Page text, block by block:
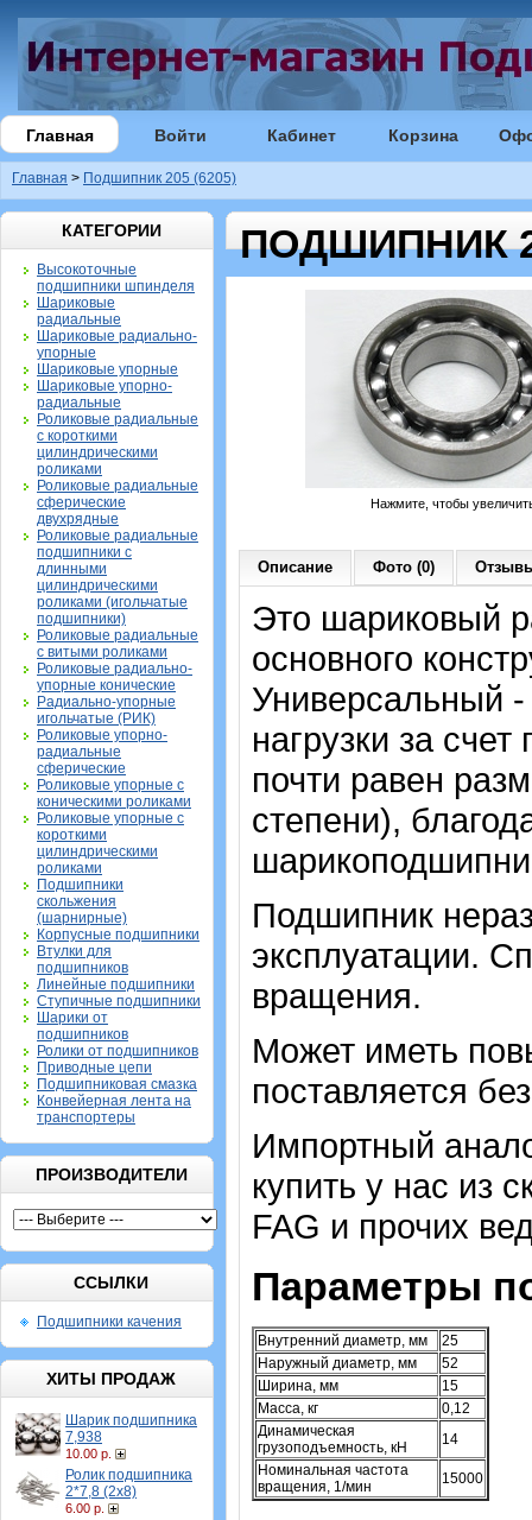
Главная Войти Кабинет Корзина
Главная > Подшипник 205 (6205)
КАТЕГОРИИ
Высокоточные
подшипники шпинделя
Шариковые
радиальные
Шариковые радиально-
упорные
Шариковые упорные
Шариковые упорно-
радиальные
Роликовые радиальные
с короткими
цилиндрическими
роликами
Роликовые радиальные
сферические
двухрядные
Роликовые радиальные
подшипники с
длинными
цилиндрическими
роликами (игольчатые
подшипники)
Роликовые радиальные
с витыми роликами
Роликовые радиально-
упорные конические
Радиально-упорные
игольчатые (РИК)
Роликовые упорно-
радиальные
сферические
Роликовые упорные с
коническими роликами
Роликовые упорные с
короткими
цилиндрическими
роликами
Подшипники
скольжения
(шарнирные)
Корпусные подшипники
Втулки для
подшипников
Линейные подшипники
Ступичные подшипники
Шарики от
подшипников
Ролики от подшипников
Приводные цепи
Подшипниковая смазка
Конвейерная лента на
транспортеры
ПРОИЗВОДИТЕЛИ
ССЫЛКИ
Подшипники качения
ХИТЫ ПРОДАЖ
Шарик подшипника
7,938
10.00 р.
Ролик подшипника
2*7,8 (2х8)
6.00 р.
ПОДШИПНИК
Нажмите, чтобы
Описание Фото (0)
Это шариковый
основного
Универсальный
нагрузки за
почти равен
степени),
Подшипник
эксплуатации.
вращения.
Может иметь
поставляется
Импортный
купить у нас из
FAG и прочих
Параметры
Внутренний диаметр, мм
25
Наружный диаметр, мм
52
Ширина, мм
15
Масса, кг
0,12
Динамическая
грузоподъемность, кН
14
Номинальная частота
вращения, 1/мин
15000